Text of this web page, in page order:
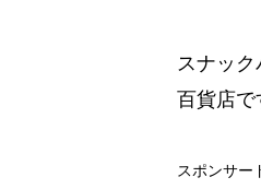
スナッ
百貨店で
スポンサー